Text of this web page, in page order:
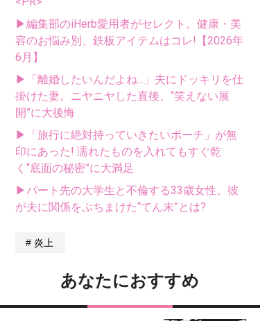
▶編集部のiHerb愛用者がセレクト。健康・美
容のお悩み別、鉄板アイテムはコレ!【2026年
6月】
▶「離婚したいんだよね...」夫にドッキリを仕
掛けた妻。ニヤニヤした直後、“笑えない展
開”に大後悔
▶「旅行に絶対持っていきたいポーチ」が無
印にあった! 濡れたものを入れてもすぐ乾
く“底面の秘密”に大満足
▶パート先の大学生と不倫する33歳女性。彼
が夫に関係をぶちまけた“てん末”とは?
炎上
あなたにおすすめ